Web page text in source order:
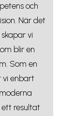
och
När det
skapar vi
blir en
Som en
vi enbart
resultat